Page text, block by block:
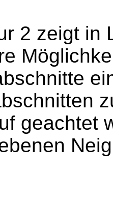
2 zeigt in
geachtet